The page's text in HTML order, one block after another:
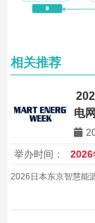
相关推荐
电
举办时间：
2026
2026日本东京智慧能